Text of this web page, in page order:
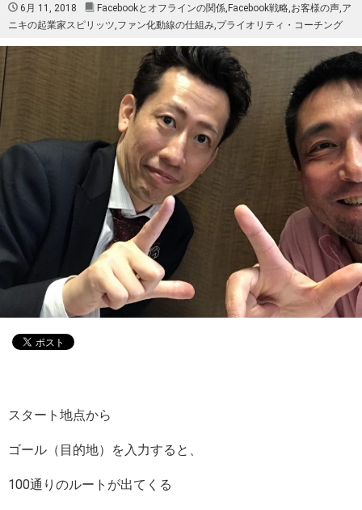
6月 11, 2018 Facebookとオフラインの関係,Facebook戦略,お客様の声,ア
ニキの起業家スピリッツ,ファン化動線の仕組み,プライオリティ・コーチング
スタート地点から
ゴール（目的地）を入力すると、
100通りのルートが出てくる